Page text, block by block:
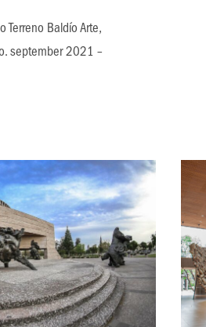
Terreno Baldío Arte,
september 2021 –